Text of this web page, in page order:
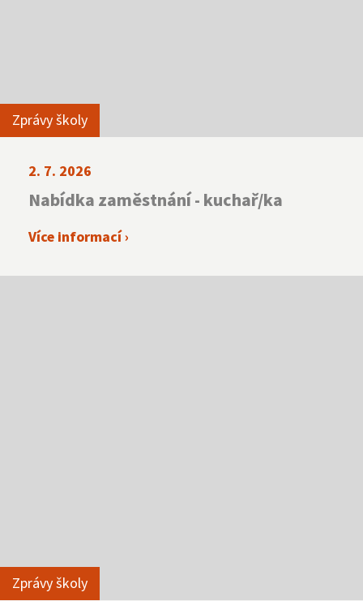
Zprávy školy
2. 7. 2026
Nabídka zaměstnání - kuchař/ka
Více informací ›
Zprávy školy